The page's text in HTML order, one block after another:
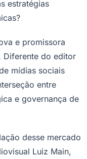
estratégias
e promissora
Diferente do editor
mídias sociais
entre
e governança de
desse mercado
Luiz Main,